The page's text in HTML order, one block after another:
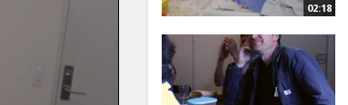
02:18